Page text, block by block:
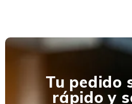
Tu pedido
rápido y